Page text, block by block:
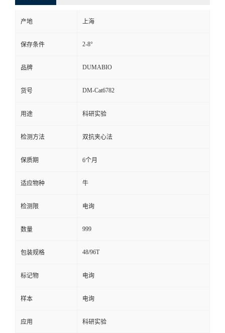
方
言
产地 上海
保存条件 2-8°
品牌 DUMABIO
货号 DM-Cat6782
用途 科研实验
检测方法 双抗夹心法
保质期 6个月
适应物种 牛
检测限 电询
数量 999
包装规格 48/96T
标记物 电询
样本 电询
应用 科研实验